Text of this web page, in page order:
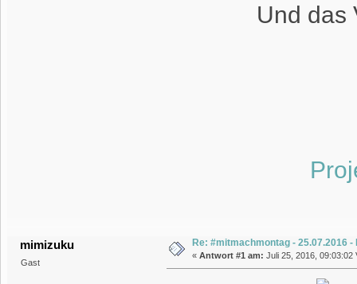
Und das
mimizuku
Gast
Re: #mitmachmontag - 25.07.2016 -
« Antwort #1 am: Juli 25, 2016, 09:03:02